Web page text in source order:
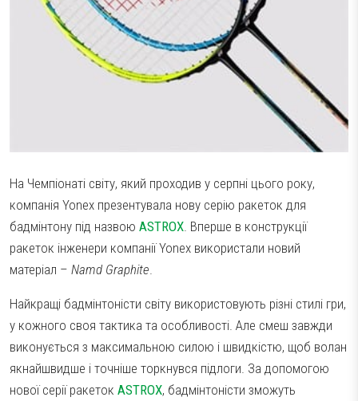
На Чемпіонаті світу, який проходив у серпні цього року,
компанія Yonex презентувала нову серію ракеток для
бадмінтону під назвою ASTROX . Вперше в конструкції
ракеток інженери компанії Yonex використали новий
матеріал – Namd Graphite
Найкращі бадмінтоністи світу використовують різні стилі гри,
у кожного своя тактика та особливості. Але смеш завжди
виконується з максимальною силою і швидкістю, щоб волан
якнайшвидше і точніше торкнувся підлоги. За допомогою
нової серії ракеток ASTROX, бадмінтоністи зможуть